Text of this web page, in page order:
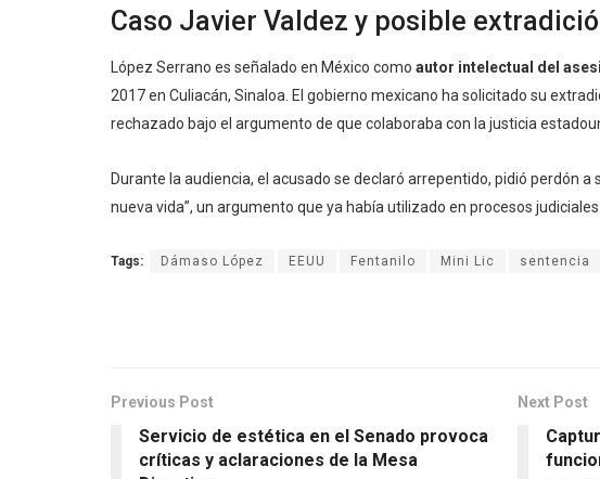
Caso Javier Valdez y posible
López Serrano es señalado en México como autor intelectual del
2017 en Culiacán, Sinaloa. El gobierno mexicano ha solicitado su
rechazado bajo el argumento de que colaboraba con la justicia
Durante la audiencia, el acusado se declaró arrepentido, pidió perdón
nueva vida”, un argumento que ya había utilizado en procesos
Tags: Dámaso López EEUU Fentanilo Mini Lic sentencia
Previous Post
Servicio de estética en el Senado provoca
críticas y aclaraciones de la Mesa
Next Post